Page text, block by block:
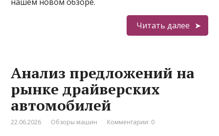
Читать далее
Анализ предложений на
рынке драйверских
автомобилей
22.06.2026 Обзоры машин Комментарии: 0